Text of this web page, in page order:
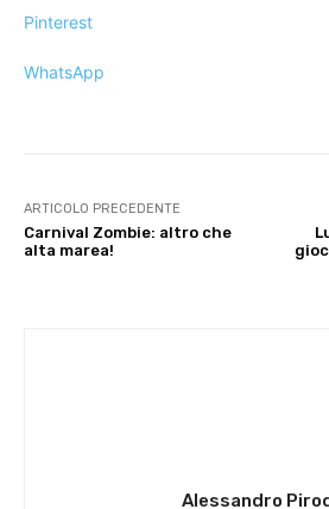
Pinterest
WhatsApp
ARTICOLO PRECEDENTE
Carnival Zombie: altro che
alta marea!
Alessandro